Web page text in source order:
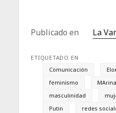
Publicado en La
ETIQUETADO EN
Comunicación
feminismo
masculinidad
Putin
redes